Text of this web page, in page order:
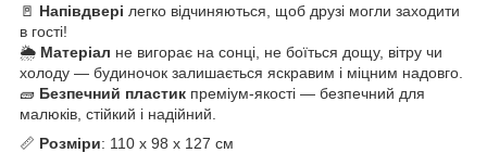
🚪 Напівдвері легко відчиняються, щоб друзі могли заходити
в гості!
🌦️ Матеріал не вигорає на сонці, не боїться дощу, вітру чи
холоду — будиночок залишається яскравим і міцним надовго.
🧱 Безпечний пластик преміум-якості — безпечний для
малюків, стійкий і надійний.
📏 Розміри: 110 x 98 x 127 см